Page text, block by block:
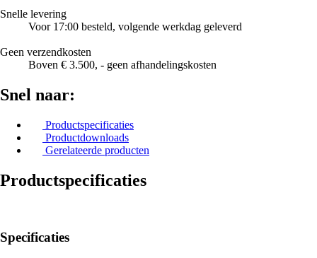
Snelle levering
Voor 17:00 besteld, volgende werkdag geleverd
Geen verzendkosten
Boven € 3.500, - geen afhandelingskosten
Snel naar:
Productspecificaties
Productdownloads
Gerelateerde producten
Productspecificaties
Specificaties